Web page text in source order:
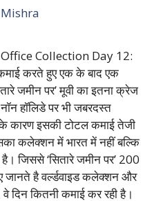
Collection Day 12:
करते हुए एक के बाद एक
जमीन पर’ मूवी का इतना क्रेज
हॉलिडे पर भी जबरदस्त
कारण इसकी टोटल कमाई तेजी
कलेक्शन में भारत में नहीं बल्कि
जिससे ‘सितारे जमीन पर’ 200
जानते है वर्ल्डवाइड कलेक्शन और
दिन कितनी कमाई कर रही है।